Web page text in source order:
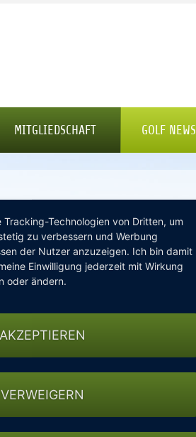
MITGLIEDSCHAFT GOLF NEWS
Golfclub
Besuchen Sie unseren schönen
ist für die Monate Juli und
nur 100€!
kleinem Imbiss zur Stärkung zum
Spiel!
Tracking-Technologien von Dritten, um
zu verbessern und Werbung
der Nutzer anzuzeigen. Ich bin damit
Einwilligung jederzeit mit Wirkung
oder ändern.
AKZEPTIEREN
VERWEIGERN